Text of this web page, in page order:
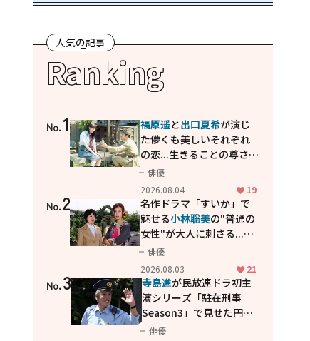
人気の記事
Ranking
No.1 福原遥と出口夏希が演じ
た儚くも美しいそれぞれ
の恋...生きることの尊さを
教えてくれた映画「あの
花が咲く丘で、君とまた出
会えたら。」
俳優
2026.08.04
19
No.2
名作ドラマ「すいか」で
魅せる小林聡美の"普通の
女性"が大人に刺さる...映
画「かもめ食堂」にも通
じる静かな芝居
俳優
2026.08.03
21
No.3 寺島進が民放連ドラ初主
演シリーズ「駐在刑事
Season3」で見せた円熟
の演技
俳優